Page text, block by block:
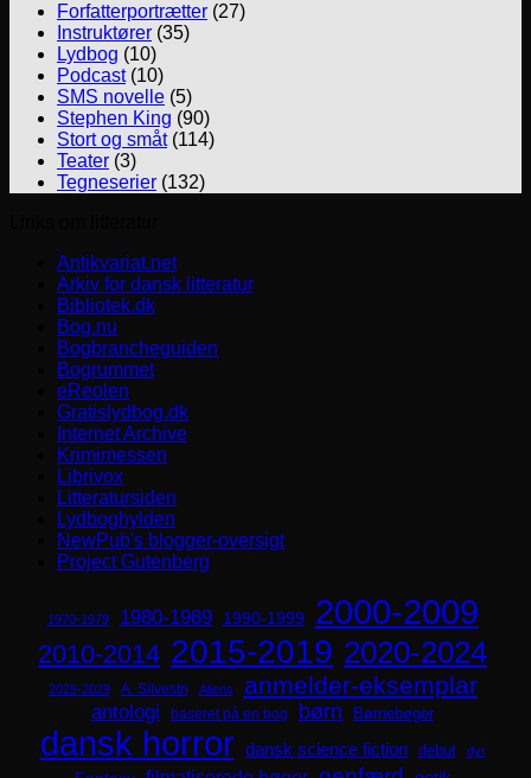
Forfatterportrætter (27)
Instruktører (35)
Lydbog (10)
Podcast(10)
SMS novelle (5)
Stephen King (90)
Stort og småt(114)
Teater (3)
Tegneserier (132)
Antikvariat.net
Arkiv for dansk litteratur
Bibliotek.dk
Bog.nu
Bogbrancheguiden
Bogrummet
eReolen
Gratislydbog.dk
Internet Archive
Krimimessen
Librivox
Litteratursiden
Lydboghylden
NewPub's blogger-oversigt
Project Gutenberg
1970-1979 1980-1989 1990-1999 2000-2009
2010-2014 2015-2019 2020-2024
2025-2029 A. Silvestri Aliens anmelder-eksemplar
antologi baseret på en bog børn Børnebøger
dansk horror dansk science fiction debut dyr